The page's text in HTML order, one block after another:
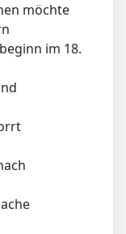
möchte
im 18.